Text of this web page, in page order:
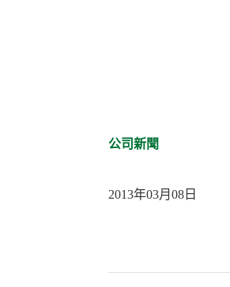
公司新聞
2013年03月08日